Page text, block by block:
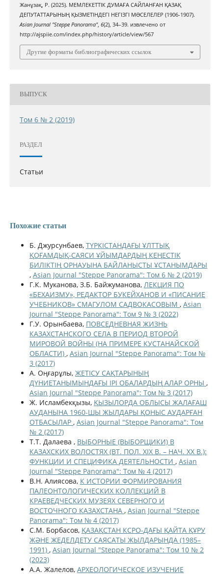
Жанұзақ, Р. (2025). МЕМЛЕКЕТТІК ДУМАҒА САЙЛАНҒАН ҚАЗАҚ
ДЕПУТАТТАРЫНЫҢ ҚЫЗМЕТІНДЕГІ НЕГІЗГІ МƏСЕЛЕЛЕР (1906-1907).
Asian Journal "Steppe Panorama", 6(2), 34–39. извлечено от
http://ajspiie.com/index.php/history/article/view/567
Другие форматы библиографических ссылок
ВЫПУСК
Том 6 № 2 (2019)
РАЗДЕЛ
Статьи
Похожие статьи
Б. Джурсунбаев, ТҮРКІСТАНДАҒЫ ҰЛТТЫҚ
ҚОҒАМДЫҚ-САЯСИ ҰЙЫМДАРДЫҢ КЕҢЕСТІК
БИЛІКТІҢ ОРНАУЫНА БАЙЛАНЫСТЫ ҰСТАНЫМДАРЫ
, Asian Journal "Steppe Panorama": Том 6 № 2 (2019)
Г.К. Муканова, З.Б. Байжуманова, ЛЕКЦИЯ ПО
«БЕХАИЗМУ», РЕДАКТОР БУКЕЙХАНОВ И «ПИСАНИЕ
УЧЕБНИКОВ» СМАГУЛОМ САДВОКАСОВЫМ , Asian
Journal "Steppe Panorama": Том 9 № 3 (2022)
Г.У. Орынбаева, ПОВСЕДНЕВНАЯ ЖИЗНЬ
КАЗАХСТАНСКОГО СЕЛА В ПЕРИОД ВТОРОЙ
МИРОВОЙ ВОЙНЫ (НА ПРИМЕРЕ КУСТАНАЙСКОЙ
ОБЛАСТИ) , Asian Journal "Steppe Panorama": Том №
3 (2017)
А. Оңғарұлы, ЖЕТІСУ САҚТАРЫНЫҢ
ДҮНИЕТАНЫМЫНДАҒЫ ІРІ ОБАЛАРДЫҢ АЛАР ОРНЫ ,
Asian Journal "Steppe Panorama": Том № 3 (2017)
Ж. Исламбекқызы, ҚЫЗЫЛОРДА ОБЛЫСЫ ЖАЛАҒАШ
АУДАНЫНА 1960-ШЫ ЖЫЛДАРЫ ҚОНЫС АУДАРҒАН
ОТБАСЫЛАР , Asian Journal "Steppe Panorama": Том
№ 2 (2017)
Т.Т. Далаева , ВЫБОРНЫЕ (ВЫБОРЩИКИ) В
КАЗАХСКИХ ВОЛОСТЯХ (ВТ. ПОЛ. XIX В. – НАЧ. ХХ В.):
ФУНКЦИИ И СПЕЦИФИКА ДЕЯТЕЛЬНОСТИ , Asian
Journal "Steppe Panorama": Том № 4 (2017)
В.Н. Алиясова, К ИСТОРИИ ФОРМИРОВАНИЯ
ПАЛЕОНТОЛОГИЧЕСКИХ КОЛЛЕКЦИЙ В
КРАЕВЕДЧЕСКИХ МУЗЕЯХ СЕВЕРНОГО И
ВОСТОЧНОГО КАЗАХСТАНА , Asian Journal "Steppe
Panorama": Том № 4 (2017)
С.М. Борбасов, ҚАЗАҚСТАН КСРО-ДАҒЫ ҚАЙТА ҚҰРУ
ЖӘНЕ ЖЕДЕЛДЕТУ САЯСАТЫ ЖЫЛДАРЫНДА (1985–
1991) , Asian Journal "Steppe Panorama": Том 10 № 2
(2023)
А.А. Жалелов, АРХЕОЛОГИЧЕСКОЕ ИЗУЧЕНИЕ